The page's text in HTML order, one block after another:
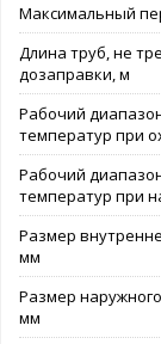
Максимальный
Длина труб, не
дозаправки, м
Рабочий
температур при
Рабочий
температур при
Размер
мм
Размер
мм